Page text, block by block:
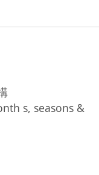
s, seasons &